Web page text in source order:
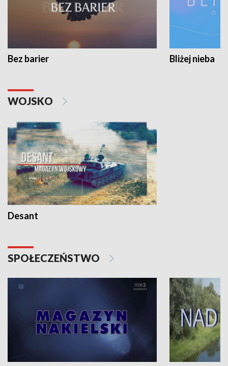
Bez barier Bliżej nieba
WOJSKO
Desant
SPOŁECZEŃSTWO